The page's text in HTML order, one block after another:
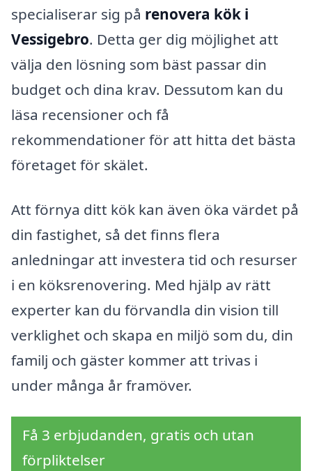
specialiserar sig på renovera kök i
Vessigebro. Detta ger dig möjlighet att
välja den lösning som bäst passar din
budget och dina krav. Dessutom kan du
läsa recensioner och få
rekommendationer för att hitta det bästa
företaget för skälet.
Att förnya ditt kök kan även öka värdet på
din fastighet, så det finns flera
anledningar att investera tid och resurser
i en köksrenovering. Med hjälp av rätt
experter kan du förvandla din vision till
verklighet och skapa en miljö som du, din
familj och gäster kommer att trivas i
under många år framöver.
Få 3 erbjudanden, gratis och utan
förpliktelser